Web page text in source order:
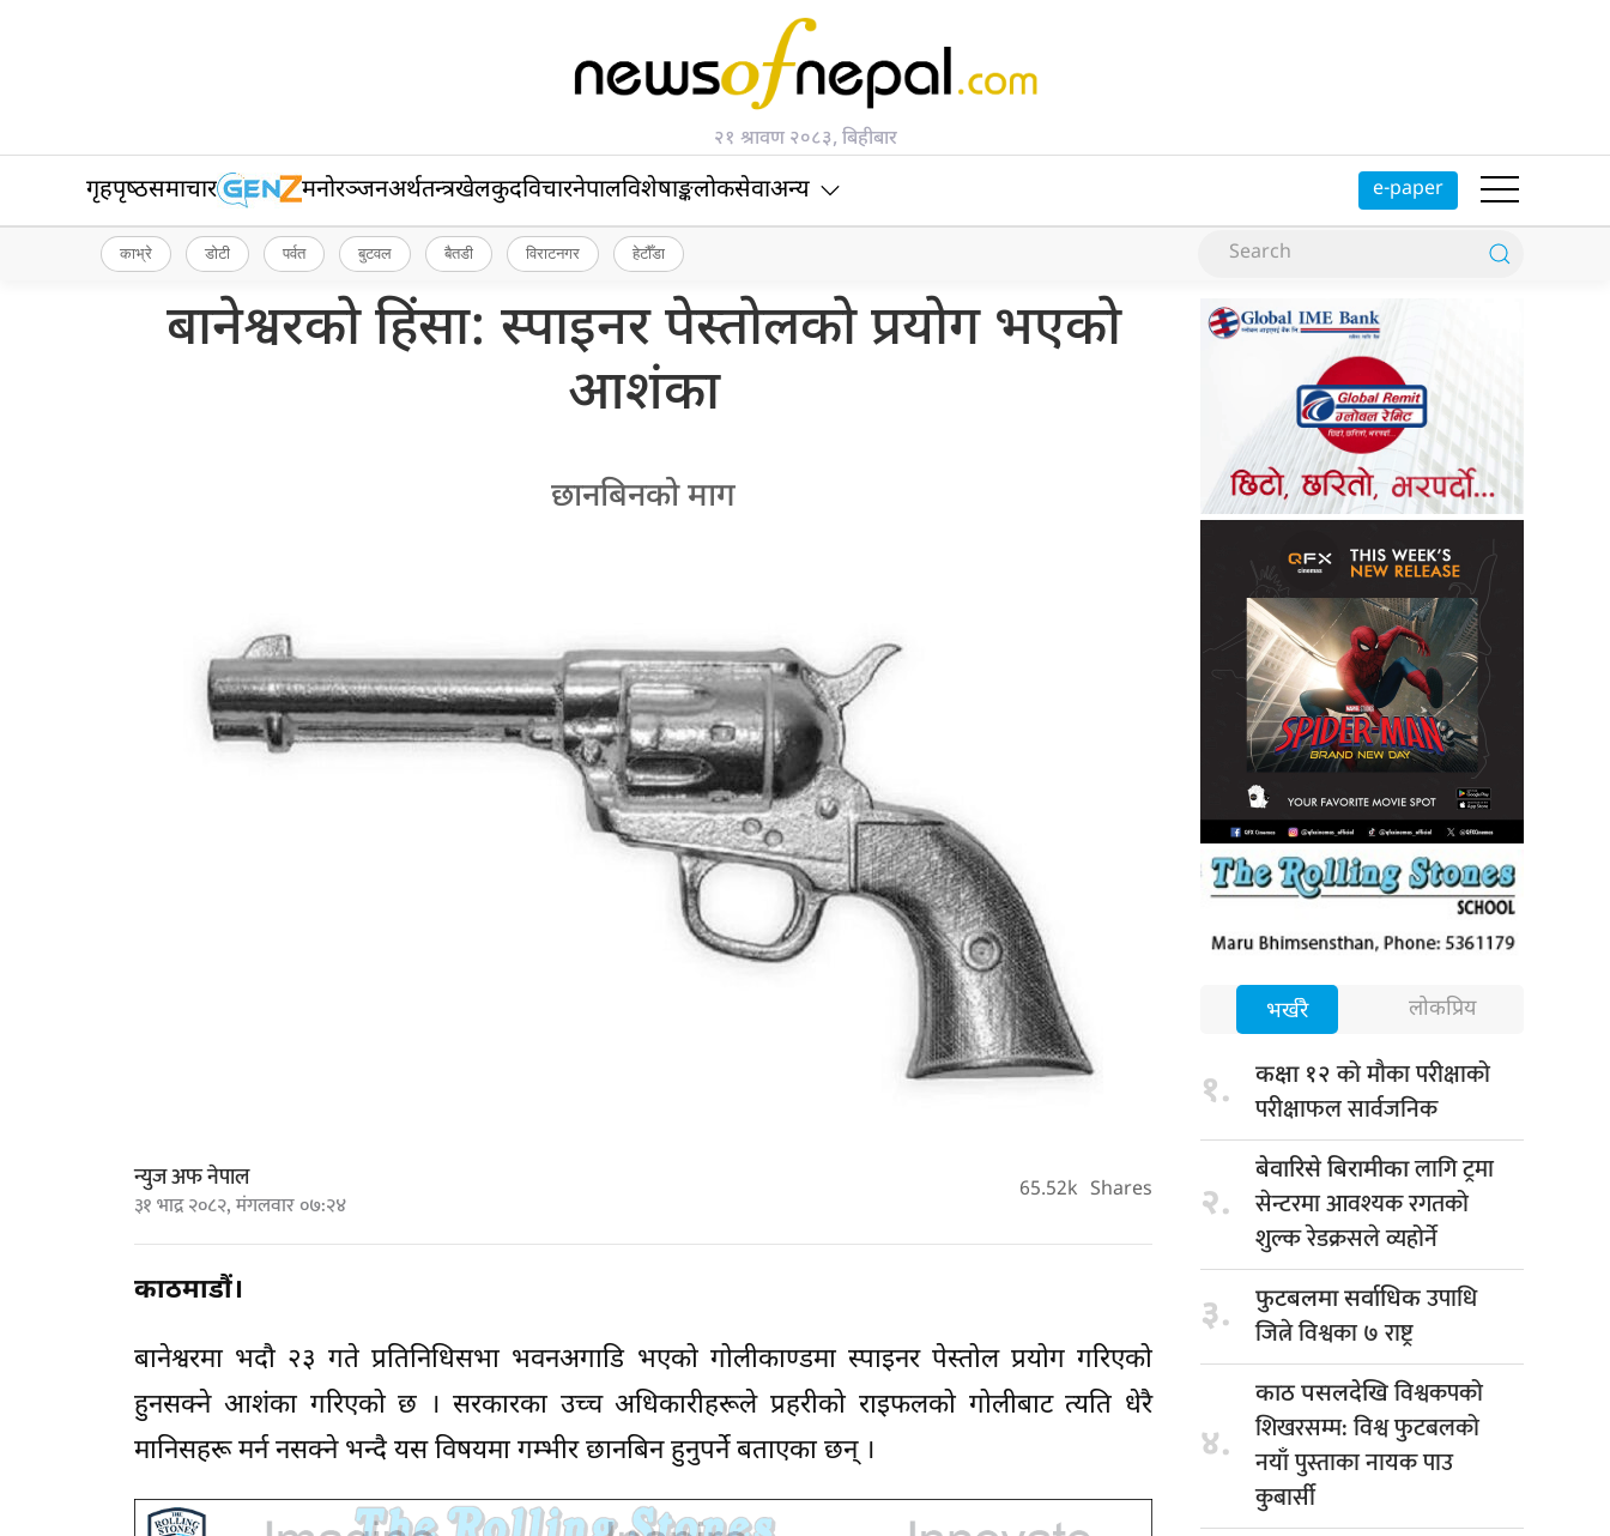
२१ श्रावण २०८३, बिहीबार
गृहपृष्‍ठसमाचार मनोरञ्जनअर्थतन्त्रखेलकुदविचारनेपालविशेषाङ्कलोकसेवाअन्य e-paper
काभ्रे डोटी पर्वत बुटवल बैतडी विराटनगर हेटौँडा
बानेश्वरको हिंसा: स्पाइनर पेस्तोलको प्रयोग भएको
आशंका
छानबिनको माग
न्युज अफ नेपाल
३१ भाद्र २०८२, मंगलवार ०७:२४ 65.52k Shares
काठमाडौं।
बानेश्वरमा भदौ २३ गते प्रतिनिधिसभा भवनअगाडि भएको गोलीकाण्डमा स्पाइनर पेस्तोल प्रयोग गरिएको
हुनसक्ने आशंका गरिएको छ । सरकारका उच्च अधिकारीहरूले प्रहरीको राइफलको गोलीबाट त्यति धेरै
मानिसहरू मर्न नसक्ने भन्दै यस विषयमा गम्भीर छानबिन हुनुपर्ने बताएका छन् ।
भर्खरै लोकप्रिय
१. कक्षा १२को मौका परीक्षाको
परीक्षाफल सार्वजनिक
२.
बेवारिसे बिरामीकालागि ट्रमा
सेन्टरमा आवश्यक रगतको
शुल्क रेडक्रसले व्यहोर्ने
३. फुटबलमा सर्वाधिकउपाधि
जित्ने विश्वका ७ राष्ट्र
४.
काठ पसलदेखिविश्वकपको
शिखरसम्म: विश्व फुटबलको
नयाँ पुस्ताका नायक पाउ
कुबार्सी